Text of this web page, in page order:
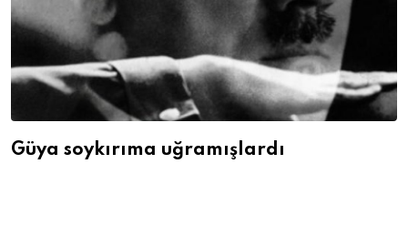
Güya soykırıma uğramışlardı